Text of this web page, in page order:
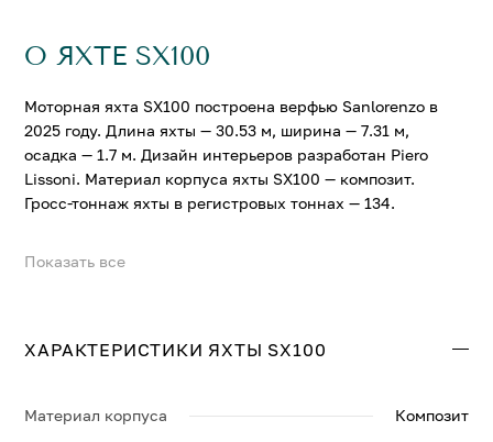
О ЯХТЕ SX100
Моторная яхта SX100 построена верфью Sanlorenzo в
2025 году. Длина яхты — 30.53 м, ширина — 7.31 м,
осадка — 1.7 м. Дизайн интерьеров разработан Piero
Lissoni. Материал корпуса яхты SX100 — композит.
Гросс-тоннаж яхты в регистровых тоннах — 134.
На яхте SX100 можно разместить до 8 гостей в 4
Свяжитесь с нами, и мы вышлем больше информации
Показать все
ХАРАКТЕРИСТИКИ ЯХТЫ SX100
Материал корпуса Композит